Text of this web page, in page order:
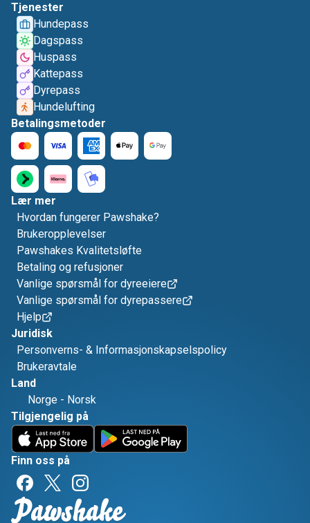
Tjenester
Hundepass
Dagspass
Huspass
Kattepass
Dyrepass
Hundelufting
Betalingsmetoder
Lær mer
Hvordan fungerer Pawshake?
Brukeropplevelser
Pawshakes Kvalitetsløfte
Betaling og refusjoner
Vanlige spørsmål for dyreeiere
Vanlige spørsmål for dyrepassere
Hjelp
Juridisk
Personverns- & Informasjonskapselspolicy
Brukeravtale
Land
Norge - Norsk
Tilgjengelig på
Finn oss på